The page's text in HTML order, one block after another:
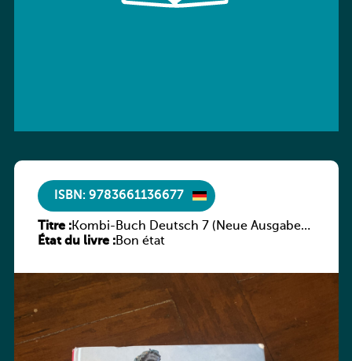
ISBN: 9783661136677
Titre :Kombi-Buch Deutsch 7 (Neue Ausgabe
Luxemburg)
État du livre :Bon état